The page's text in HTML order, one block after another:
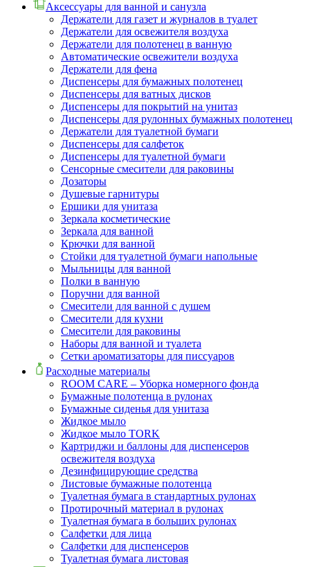
Аксессуары для ванной и санузла
Держатели для газет и журналов в туалет
Держатели для освежителя воздуха
Держатели для полотенец в ванную
Автоматические освежители воздуха
Держатели для фена
Диспенсеры для бумажных полотенец
Диспенсеры для ватных дисков
Диспенсеры для покрытий на унитаз
Диспенсеры для рулонных бумажных полотенец
Держатели для туалетной бумаги
Диспенсеры для салфеток
Диспенсеры для туалетной бумаги
Сенсорные смесители для раковины
Дозаторы
Душевые гарнитуры
Ершики для унитаза
Зеркала косметические
Зеркала для ванной
Крючки для ванной
Стойки для туалетной бумаги напольные
Мыльницы для ванной
Полки в ванную
Поручни для ванной
Смесители для ванной с душем
Смесители для кухни
Смесители для раковины
Наборы для ванной и туалета
Сетки ароматизаторы для писсуаров
Расходные материалы
ROOM CARE – Уборка номерного фонда
Бумажные полотенца в рулонах
Бумажные сиденья для унитаза
Жидкое мыло
Жидкое мыло TORK
Картриджи и баллоны для диспенсеров
освежителя воздуха
Дезинфицирующие средства
Листовые бумажные полотенца
Туалетная бумага в стандартных рулонах
Протирочный материал в рулонах
Туалетная бумага в больших рулонах
Салфетки для лица
Салфетки для диспенсеров
Туалетная бумага листовая